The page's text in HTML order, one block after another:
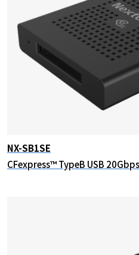
NX-SB1SE
CFexpress™ TypeB USB